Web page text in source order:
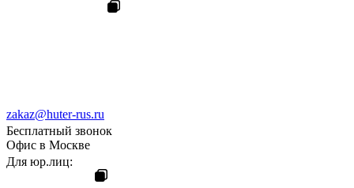
zakaz@huter-rus.ru
Бесплатный звонок
Офис в Москве
Для юр.лиц: